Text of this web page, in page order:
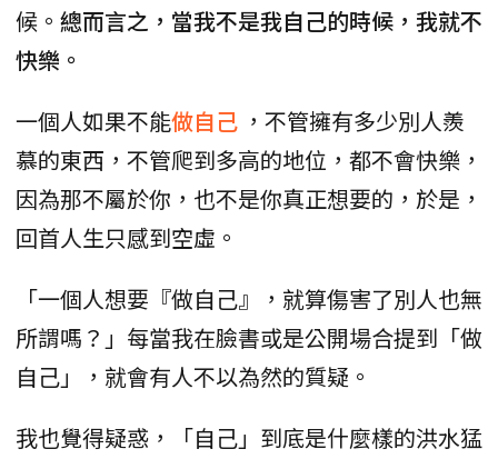
候。 總而言之，當我不是我自己的時候，我就不
快樂。
一個人如果不能做自己 ，不管擁有多少別人羨
慕的東西，不管爬到多高的地位，都不會快樂，
因為那不屬於你，也不是你真正想要的，於是，
回首人生只感到空虛。
「一個人想要『做自己』，就算傷害了別人也無
所謂嗎？」每當我在臉書或是公開場合提到「做
自己」，就會有人不以為然的質疑。
我也覺得疑惑，「自己」到底是什麼樣的洪水猛